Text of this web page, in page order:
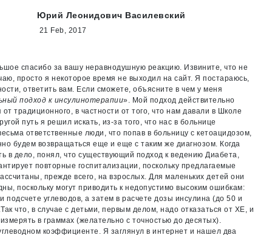
Юрий Леонидович Василевский
21 Feb, 2017
спасибо за вашу неравнодушную реакцию. Извините, что не
просто я некоторое время не выходил на сайт. Я постараюсь,
ответить вам. Если сможете, объясните в чем у меня
подход к инсулинотерапии». Мой подход действительно
от традиционного, в частности от того, что нам давали в Школе
путь я решил искать, из-за того, что нас в больнице
ответственные люди, что попав в больницу с кетоацидозом,
будем возвращаться еще и еще с таким же диагнозом. Когда
в дело, понял, что существующий подход к ведению Диабета,
повторные госпитализации, поскольку предлагаемые
прежде всего, на взрослых. Для маленьких детей они
поскольку могут приводить к недопустимо высоким ошибкам:
подсчете углеводов, а затем в расчете дозы инсулина (до 50 и
что, в случае с детьми, первым делом, надо отказаться от ХЕ, и
в граммах (желательно с точностью до десятых).
коэффициенте. Я заглянул в интернет и нашел два